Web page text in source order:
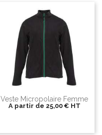
Veste Micropolaire Femme
A partir de 25,00 € HT